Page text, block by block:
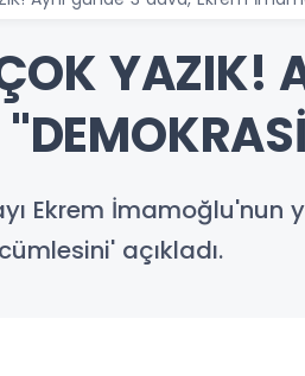
Ekrem İmamoğlu'nun
açıkladı.